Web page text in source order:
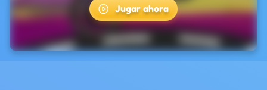
Jugar ahora